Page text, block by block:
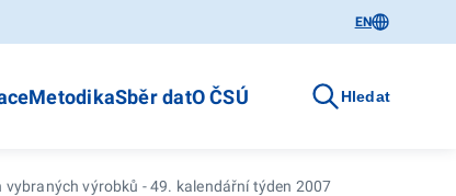
EN
MetodikaSběr datO ČSÚ Hledat
vybraných výrobků - 49. kalendářní týden 2007